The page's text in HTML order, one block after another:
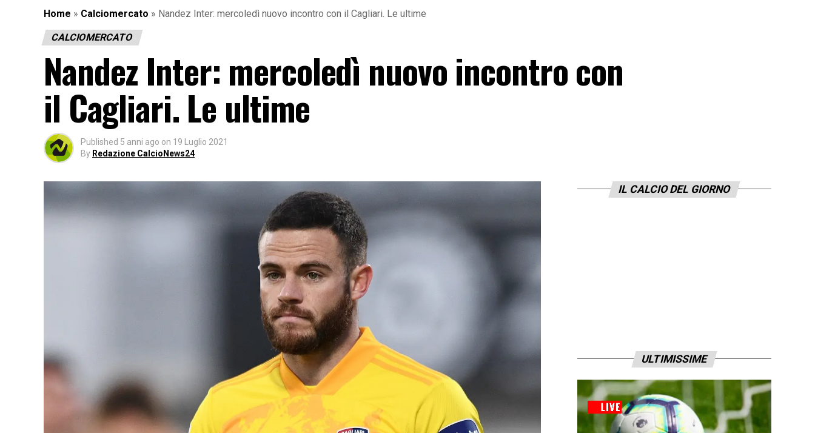
Home » Calciomercato » Nandez Inter: mercoledì nuovo incontro con il Cagliari. Le ultime
CALCIOMERCATO
Nandez Inter: mercoledì nuovo incontro con
il Cagliari. Le ultime
Published 5 anni ago on 19 Luglio 2021
By Redazione CalcioNews24
IL CALCIO DEL GIORNO
ULTIMISSIME